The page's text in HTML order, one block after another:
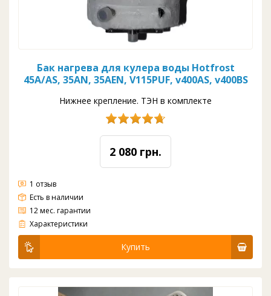
Бак нагрева для кулера воды Hotfrost
45A/AS, 35AN, 35AEN, V115PUF, v400AS, v400BS
Нижнее крепление. ТЭН в комплекте
2 080 грн.
1 отзыв
Есть в наличии
12 мес. гарантии
Бак нагрева для кулера воды Hotfrost 45-35 В наличии большой ассортимент баков нагрева для всех кулеров: для ЕкоТроник, ХотФрост, Ланбао, Кловер, Акваворлд, КуперХантер, Кристал, Фемили, Пеносо, Райдер, АкваВорк.и т.д. AquaWorld, Clover, Cooper&Hun...
Характеристики
Купить